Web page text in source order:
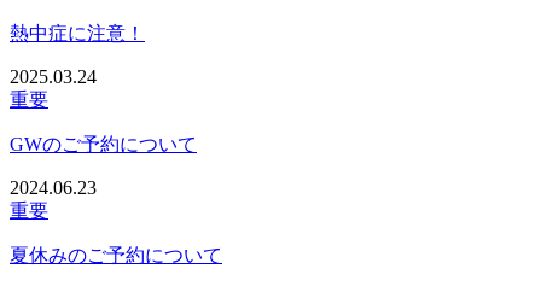
熱中症に注意！
2025.03.24
重要
GWのご予約について
2024.06.23
重要
夏休みのご予約について